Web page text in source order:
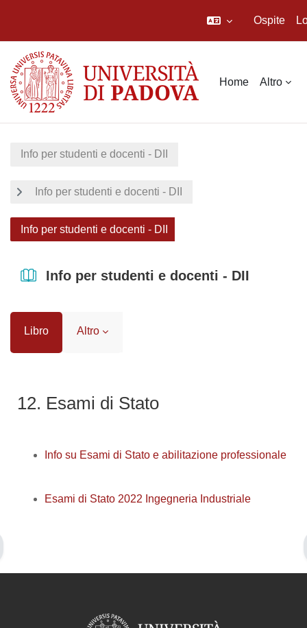
Ospite
Home Altro
Info per studenti e docenti - DII
Info per studenti e docenti - DII
Info per studenti e docenti - DII
Info per studenti e docenti - DII
Libro Altro
12. Esami di Stato
Info su Esami di Stato e abilitazione professionale
Esami di Stato 2022 Ingegneria Industriale